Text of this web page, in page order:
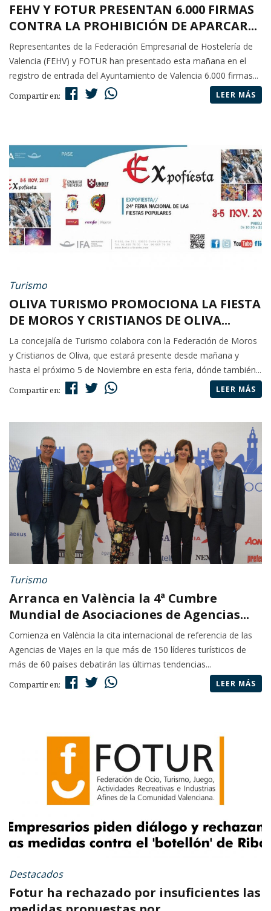
FEHV Y FOTUR PRESENTAN 6.000 FIRMAS
CONTRA LA PROHIBICIÓN DE APARCAR...
Representantes de la Federación Empresarial de Hostelería de
Valencia (FEHV) y FOTUR han presentado esta mañana en el
registro de entrada del Ayuntamiento de Valencia 6.000 firmas...
Compartir en: LEER MÁS
Turismo
OLIVA TURISMO PROMOCIONA LA FIESTA
DE MOROS Y CRISTIANOS DE OLIVA...
La concejalía de Turismo colabora con la Federación de Moros
y Cristianos de Oliva, que estará presente desde mañana y
hasta el próximo 5 de Noviembre en esta feria, dónde también...
Compartir en: LEER MÁS
Turismo
Arranca en València la 4ª Cumbre
Mundial de Asociaciones de Agencias...
Comienza en València la cita internacional de referencia de las
Agencias de Viajes en la que más de 150 líderes turísticos de
más de 60 países debatirán las últimas tendencias...
Compartir en: LEER MÁS
Destacados
Fotur ha rechazado por insuficientes las